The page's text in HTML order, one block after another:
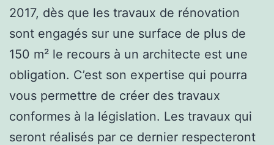
2017, dès que les travaux de rénovation
sont engagés sur une surface de plus de
150 m² le recours à un architecte est une
obligation. C’est son expertise qui pourra
vous permettre de créer des travaux
conformes à la législation. Les travaux qui
seront réalisés par ce dernier respecteront